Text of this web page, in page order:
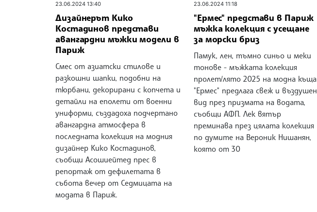
23.06.2024 13:40
Дизайнерът Кико
Костадинов представи
авангардни мъжки модели в
Париж
Смес от азиатски стилове и
разкошни шапки, подобни на
тюрбани, декорирани с копчета и
детайли на еполети от военни
униформи, създадоха подчертано
авангардна атмосфера в
последната колекция на модния
дизайнер Кико Костадинов,
съобщи Асошиейтед прес в
репортаж от дефилетата в
събота вечер от Седмицата на
модата в Париж.
23.06.2024 11:18
"Ермес" представи в Париж
мъжка колекция с усещане
за морски бриз
Памук, лен, тъмно синьо и меки
тонове - мъжката колекция
пролет/лято 2025 на модна къща
"Ермес" предлага свеж и въздушен
вид през призмата на водата,
съобщи АФП. Лек вятър
преминава през цялата колекция
по думите на Вероник Нишанян,
която от 30